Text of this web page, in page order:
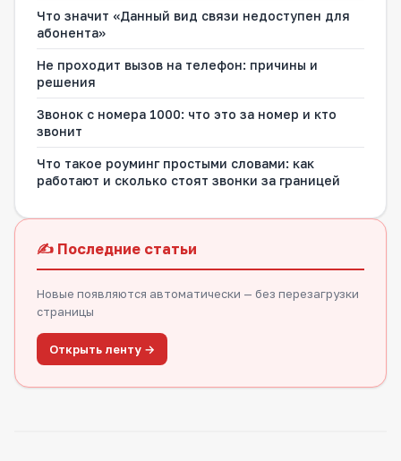
Что значит «Данный вид связи недоступен для
абонента»
Не проходит вызов на телефон: причины и
решения
Звонок с номера 1000: что это за номер и кто
звонит
Что такое роуминг простыми словами: как
работают и сколько стоят звонки за границей
✍️ Последние статьи
Новые появляются автоматически — без перезагрузки
страницы
Открыть ленту →